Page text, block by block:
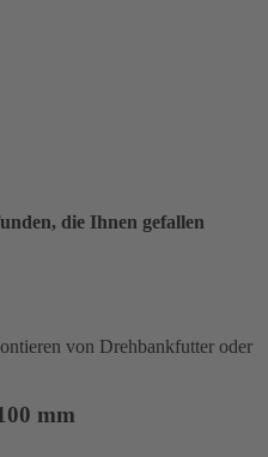
die Ihnen gefallen
von Drehbankfutter oder
mm